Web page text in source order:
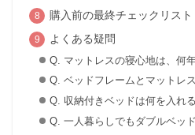
購入前の最終チェックリスト
よくある疑問
Q. マットレスの寝心地は、何
Q. ベッドフレームとマットレ
Q. 収納付きベッドは何を入れ
Q. 一人暮らしでもダブルベッ